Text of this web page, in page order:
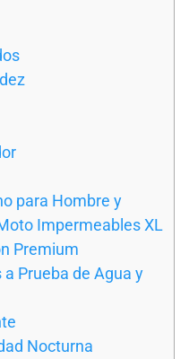
para Hombre y
Impermeables XL
Premium
Prueba de Agua y
Nocturna